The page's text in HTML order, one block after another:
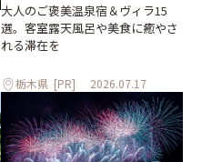
大人のご褒美温泉宿＆ヴィラ15
選。客室露天風呂や美食に癒やさ
れる滞在を
栃木県 [PR] 2026.07.17